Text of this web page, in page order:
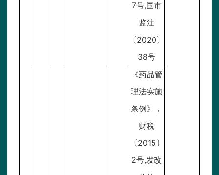
7号,国市
监注
〔2020〕
38号
《药品管
理法实施
条例》，
财税
〔2015〕
2号,发改